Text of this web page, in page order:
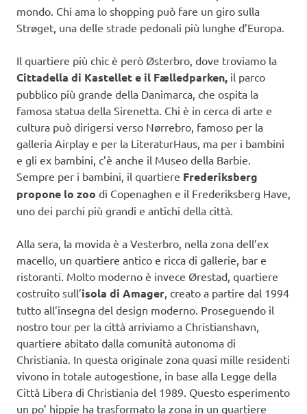
mondo. Chi ama lo shopping può fare un giro sulla
Strøget, una delle strade pedonali più lunghe d’Europa.
Il quartiere più chic è però Østerbro, dove troviamo la
Cittadella di Kastellet e il Fælledparken, il parco
pubblico più grande della Danimarca, che ospita la
famosa statua della Sirenetta. Chi è in cerca di arte e
cultura può dirigersi verso Nørrebro, famoso per la
galleria Airplay e per la LiteraturHaus, ma per i bambini
e gli ex bambini, c’è anche il Museo della Barbie.
Sempre per i bambini, il quartiere Frederiksberg
propone lo zoo di Copenaghen e il Frederiksberg Have,
uno dei parchi più grandi e antichi della città.
Alla sera, la movida è a Vesterbro, nella zona dell’ex
macello, un quartiere antico e ricca di gallerie, bar e
ristoranti. Molto moderno è invece Ørestad, quartiere
costruito sull’isola di Amager, creato a partire dal 1994
tutto all’insegna del design moderno. Proseguendo il
nostro tour per la città arriviamo a Christianshavn,
quartiere abitato dalla comunità autonoma di
Christiania. In questa originale zona quasi mille residenti
vivono in totale autogestione, in base alla Legge della
Città Libera di Christiania del 1989. Questo esperimento
un po’ hippie ha trasformato la zona in un quartiere